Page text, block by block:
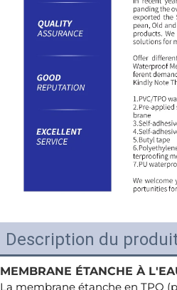
Description du
MEMBRANE ÉTANCHE À
La membrane étanche en TPO